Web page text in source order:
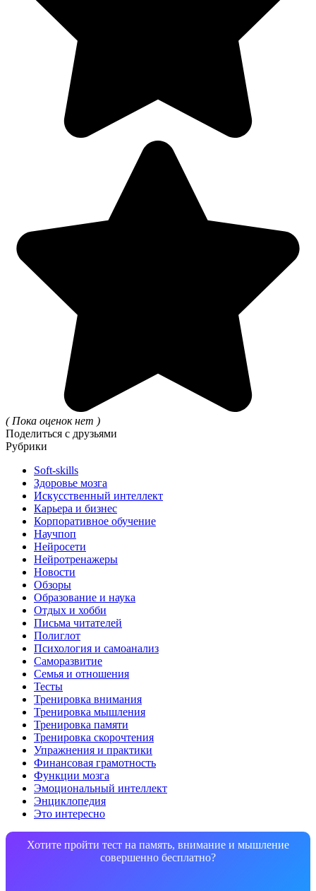
( Пока оценок нет )
Поделиться с друзьями
Рубрики
Soft-skills
Здоровье мозга
Искусственный интеллект
Карьера и бизнес
Корпоративное обучение
Научпоп
Нейросети
Нейротренажеры
Новости
Обзоры
Образование и наука
Отдых и хобби
Письма читателей
Полиглот
Психология и самоанализ
Саморазвитие
Семья и отношения
Тесты
Тренировка внимания
Тренировка мышления
Тренировка памяти
Тренировка скорочтения
Упражнения и практики
Финансовая грамотность
Функции мозга
Эмоциональный интеллект
Энциклопедия
Это интересно
Хотите пройти тест на память, внимание и мышление
совершенно бесплатно?